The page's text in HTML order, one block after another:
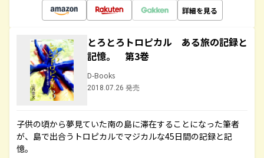
詳細を見る
とろとろトロピカル ある旅の記録と
記憶。 第3巻
D-Books
2018.07.26 発売
子供の頃から夢見ていた南の島に滞在することになった筆者
が、島で出合うトロピカルでマジカルな45日間の記録と記
憶。